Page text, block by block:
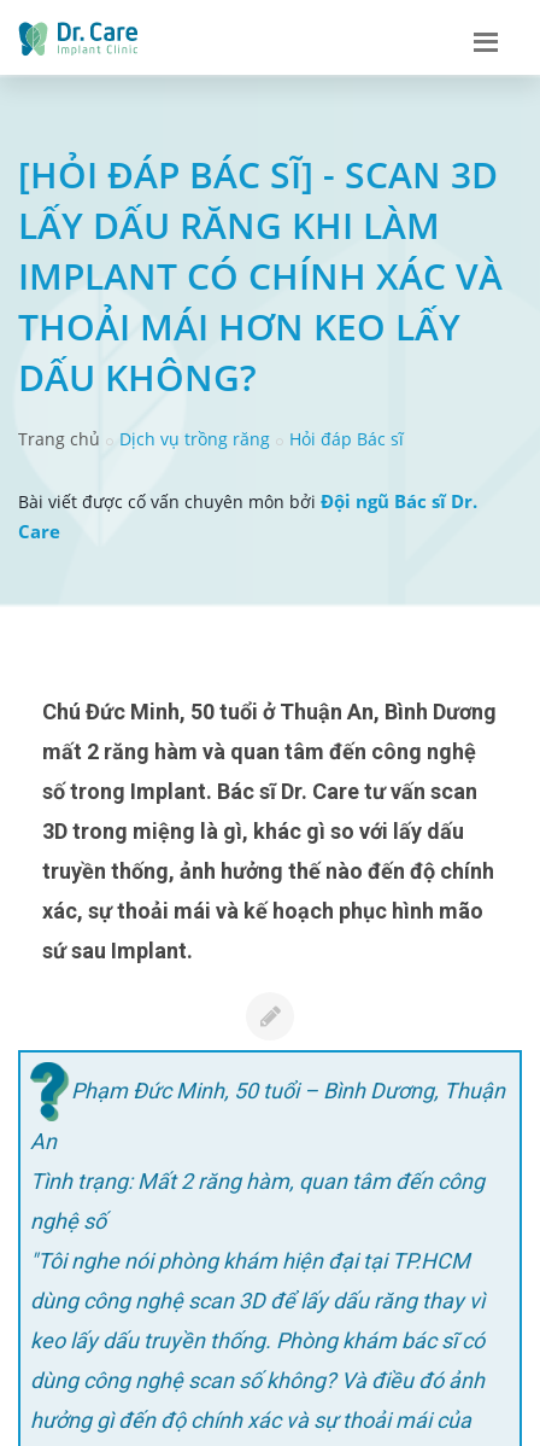
[HỎI ĐÁP BÁC SĨ] - SCAN 3D
LẤY DẤU RĂNG KHI LÀM
IMPLANT CÓ CHÍNH XÁC VÀ
THOẢI MÁI HƠN KEO LẤY
DẤU KHÔNG?
Trang chủ Dịch vụ trồng răng Hỏi đáp Bác sĩ
Bài viết được cố vấn chuyên môn bởi Đội ngũ Bác sĩ Dr.
Care
Chú Đức Minh, 50 tuổi ở Thuận An, Bình Dương
mất 2 răng hàm và quan tâm đến công nghệ
số trong Implant. Bác sĩ Dr. Care tư vấn scan
3D trong miệng là gì, khác gì so với lấy dấu
truyền thống, ảnh hưởng thế nào đến độ chính
xác, sự thoải mái và kế hoạch phục hình mão
sứ sau Implant.
Phạm Đức Minh, 50 tuổi – Bình Dương, Thuận
An
Tình trạng: Mất 2 răng hàm, quan tâm đến công
nghệ số
"Tôi nghe nói phòng khám hiện đại tại TP.HCM
dùng công nghệ scan 3D để lấy dấu răng thay vì
keo lấy dấu truyền thống. Phòng khám bác sĩ có
dùng công nghệ scan số không? Và điều đó ảnh
hưởng gì đến độ chính xác và sự thoải mái của